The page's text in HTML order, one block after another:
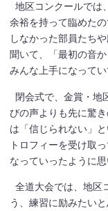
地区コンクールでは
余裕を持って臨めた
しなかった部員たち
聞いて、「最初の音
みんな上手になって
閉会式で、金賞・地
びの声よりも先に驚
は「信じられない」
トロフィーを受け取
なっていったように思
全道大会では、地区
う、練習に励みたい